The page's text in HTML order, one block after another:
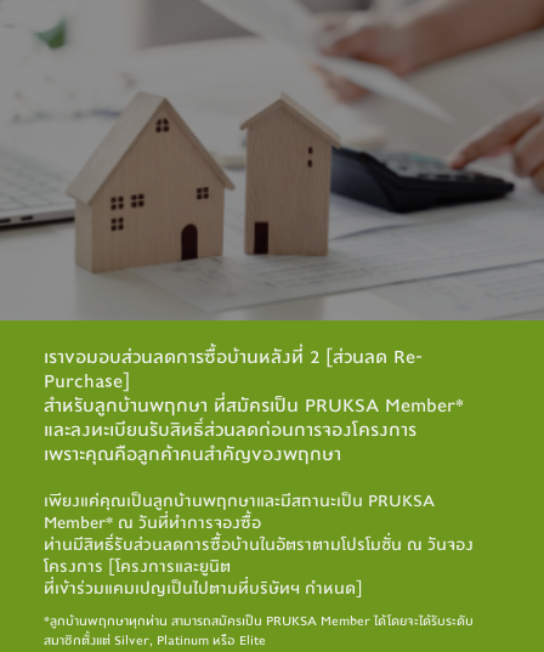
เราขอมอบส่วนลดการซื้อบ้านหลังที่ 2 [ส่วนลด Re-
Purchase]
สำหรับลูกบ้านพฤกษา ที่สมัครเป็น PRUKSA Member*
และลงทะเบียนรับสิทธิ์ส่วนลดก่อนการจองโครงการ
เพราะคุณคือลูกค้าคนสำคัญของพฤกษา
เพียงแค่คุณเป็นลูกบ้านพฤกษาและมีสถานะเป็น PRUKSA
Member* ณ วันที่ทำการจองซื้อ
ท่านมีสิทธิ์รับส่วนลดการซื้อบ้านในอัตราตามโปรโมชั่น ณ วันจอง
โครงการ [โครงการและยูนิต
ที่เข้าร่วมแคมเปญเป็นไปตามที่บริษัทฯ กำหนด]
*ลูกบ้านพฤกษาทุกท่าน สามารถสมัครเป็น PRUKSA Member ได้โดยจะได้รับระดับ
สมาชิกตั้งแต่ Silver, Platinum หรือ Elite